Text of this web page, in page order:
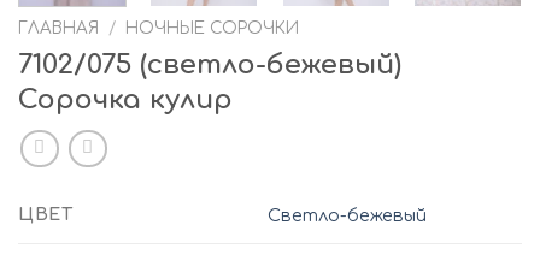
ГЛАВНАЯ / НОЧНЫЕ СОРОЧКИ
7102/075 (светло-бежевый)
Сорочка кулир
ЦВЕТ Светло-бежевый